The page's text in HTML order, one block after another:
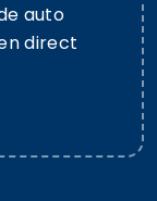
auto
direct